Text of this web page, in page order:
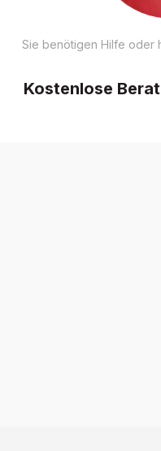
Sie benötigen Hilfe oder
Kostenlose